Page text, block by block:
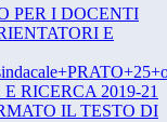
PER I DOCENTI
E
RICERCA 2019-21
IL TESTO DI